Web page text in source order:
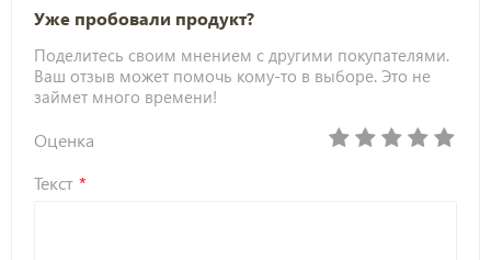
Уже пробовали продукт?
Поделитесь своим мнением с другими покупателями.
Ваш отзыв может помочь кому-то в выборе. Это не
займет много времени!
Оценка
Текст